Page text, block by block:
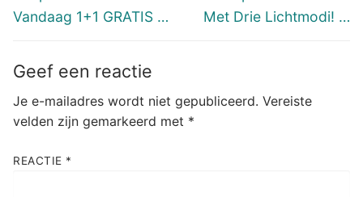
Vandaag 1+1 GRATIS …
Met Drie Lichtmodi! …
Geef een reactie
Je e-mailadres wordt niet gepubliceerd. Vereiste
velden zijn gemarkeerd met *
REACTIE *